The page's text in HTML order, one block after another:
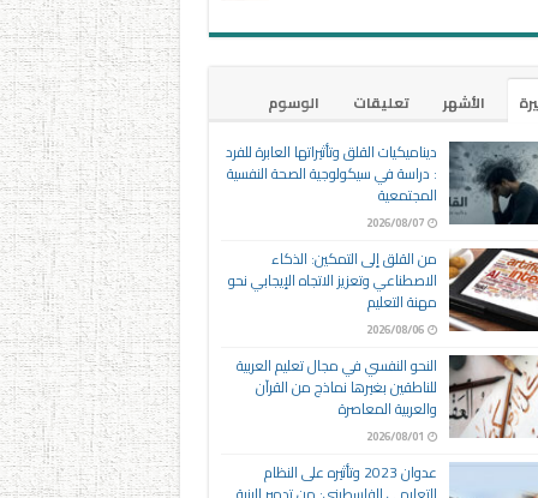
الأشهر تعليقات
الوسوم
ديناميكيات القلق وتأثيراتها العابرة للفرد
: دراسة في سيكولوجية الصحة النفسية
المجتمعية
2026/08/07
من القلق إلى التمكين: الذكاء
الاصطناعي وتعزيز الاتجاه الإيجابي نحو
مهنة التعليم
2026/08/06
النحو النفسي في مجال تعليم العربية
للناطقين بغيرها نماذج من القرآن
والعربية المعاصرة
2026/08/01
عدوان 2023 وتأثيره على النظام